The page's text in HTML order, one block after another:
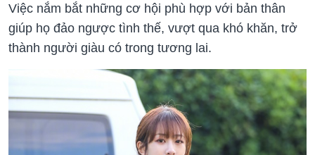
Việc nắm bắt những cơ hội phù hợp với bản thân
giúp họ đảo ngược tình thế, vượt qua khó khăn, trở
thành người giàu có trong tương lai.